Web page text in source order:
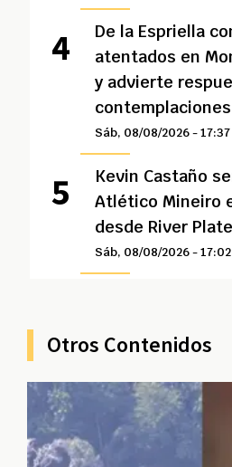
De la Espriella
atentados en
y advierte
contemplaciones
Sáb, 08/08/2026 - 17:37
Kevin Castaño
Atlético Mineiro
desde River Plate
Sáb, 08/08/2026 - 17:02
Otros Contenidos